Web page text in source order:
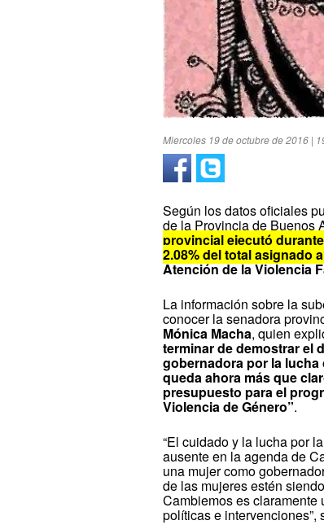
Miercoles 19 de octubre de 2016 |
Según los datos oficiales
de la Provincia de Buenos
provincial ejecutó
2.08% del total asignado
Atención de la Violencia
La información sobre la
conocer la senadora
Mónica Macha, quien
terminar de demostrar el
gobernadora por la
queda ahora más que
presupuesto para el
Violencia de Género”.
“El cuidado y la lucha por
ausente en la agenda de
una mujer como
de las mujeres estén
Cambiemos es
políticas e